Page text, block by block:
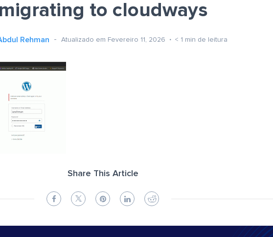
migrating to cloudways
Rehman Atualizado em Fevereiro 11, 2026 < 1 min de leitura
Share This Article